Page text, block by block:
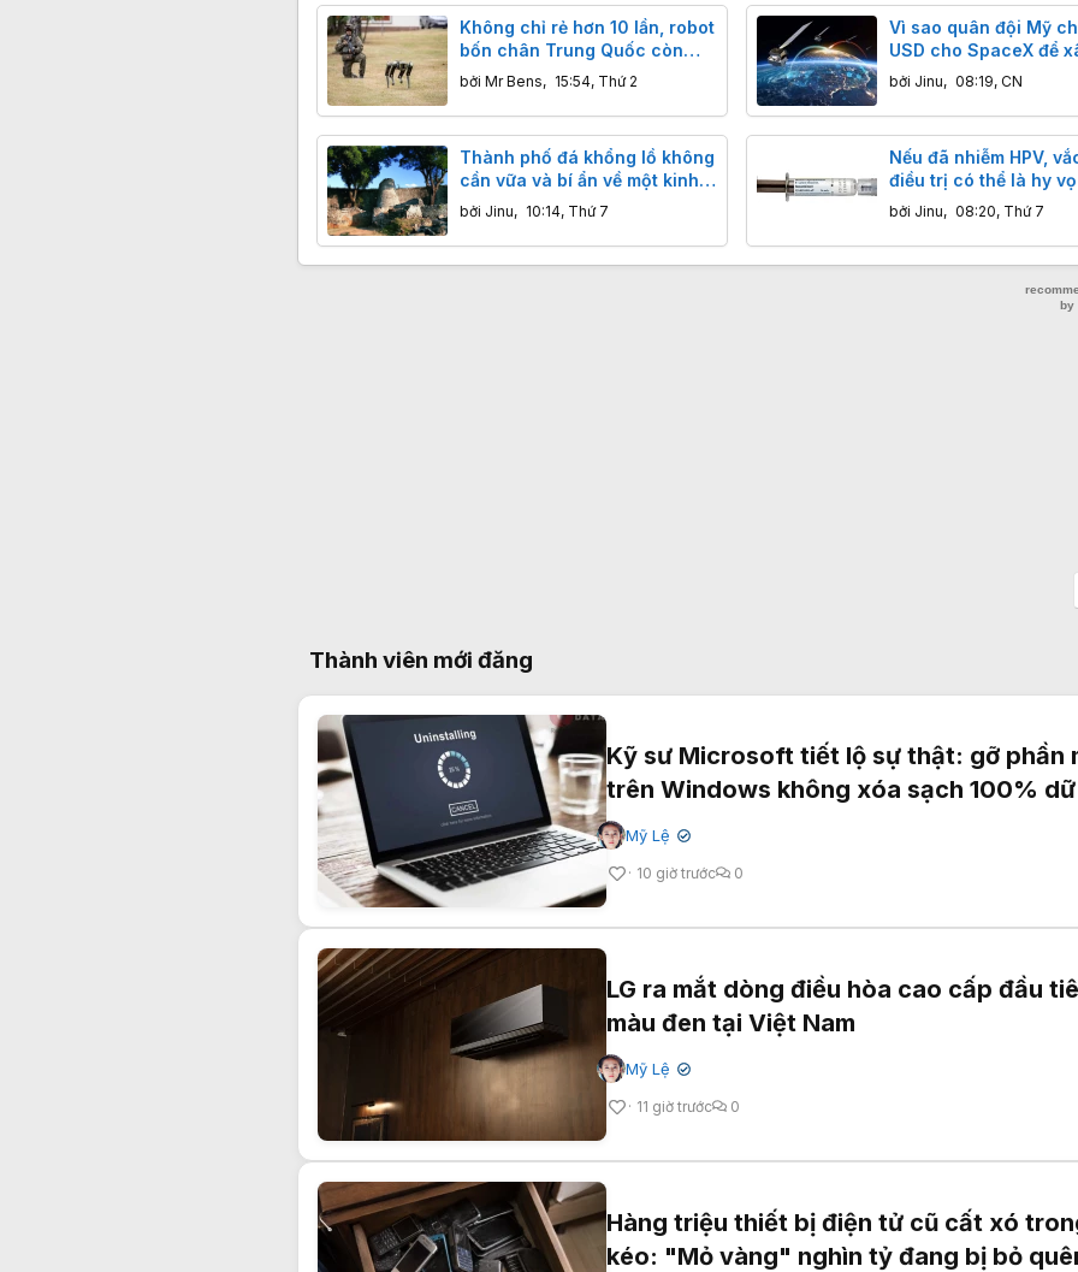
Không chỉ rẻ hơn 10 lần, robot
bốn chân Trung Quốc còn
khiến chuỗi cung ứng phương
Tây rơi vào thế khó như thế
nào?
bởi Mr Bens, 15:54, Thứ 2
Vì sao quân đội Mỹ
USD cho SpaceX để
hạ tầng quốc phòng?
bởi Jinu, 08:19, CN
Thành phố đá khổng lồ không
cần vữa và bí ẩn về một kinh
đô bị bỏ hoang
bởi Jinu, 10:14, Thứ 7
Nếu đã nhiễm HPV,
điều trị có thể là hy
trong tương lai?
bởi Jinu, 08:20, Thứ 7
Thành viên mới đăng
Kỹ sư Microsoft tiết lộ sự thật: gỡ phần
trên Windows không xóa sạch 100%
Mỹ Lệ ✔
10 giờ trước 0
LG ra mắt dòng điều hòa cao cấp đầu
màu đen tại Việt Nam
Mỹ Lệ ✔
11 giờ trước 0
Hàng triệu thiết bị điện tử cũ cất xó
kéo: "Mỏ vàng" nghìn tỷ đang bị bỏ